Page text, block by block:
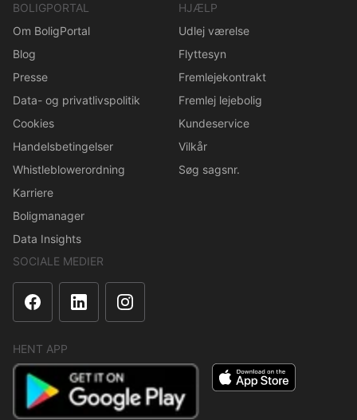
BOLIGPORTAL
Om BoligPortal
Blog
Presse
Data- og privatlivspolitik
Cookies
Handelsbetingelser
Whistleblowerordning
Karriere
Boligmanager
Data Insights
HJÆLP
Udlej værelse
Flyttesyn
Fremlejekontrakt
Fremlej lejebolig
Kundeservice
Vilkår
Søg sagsnr.
SOCIALE MEDIER
HENT APP